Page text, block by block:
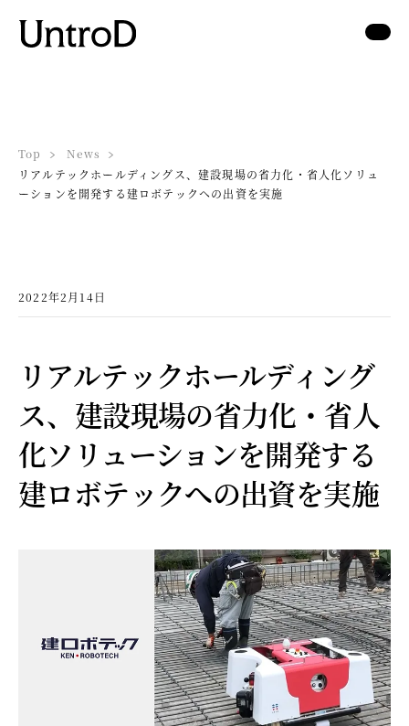
Top
News
リアルテックホールディングス、建設現場の省力化・省人化ソリュ
ーションを開発する建ロボテックへの出資を実施
2022年2月14日
リアルテックホールディング
ス、建設現場の省力化・省人
化ソリューションを開発する
建ロボテックへの出資を実施